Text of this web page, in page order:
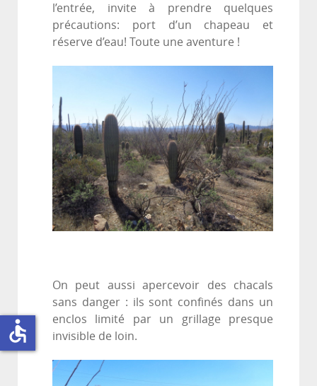
l’entrée, invite à prendre quelques
précautions: port d’un chapeau et
réserve d’eau! Toute une aventure !
On peut aussi apercevoir des chacals
sans danger : ils sont confinés dans un
enclos limité par un grillage presque
invisible de loin.
accessible